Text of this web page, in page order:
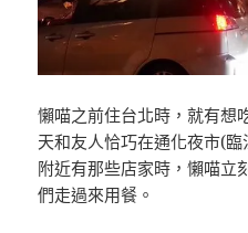
懶喵之前住台北時，就有想
天和友人恰巧在通化夜市(
附近有那些店家時，懶喵立
們走過來用餐。